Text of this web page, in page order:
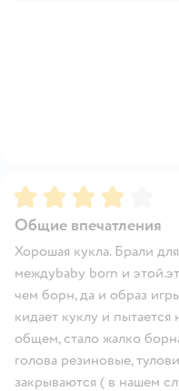
Рейтинг:4
Общие впечатления
Хорошая кукла. Брали
междуbaby born и
чем борн, да и образ
кидает куклу и
общем, стало жалко
голова резиновые,
закрываются ( в нашем